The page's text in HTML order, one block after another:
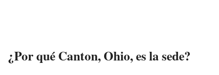
¿Por qué Canton, Ohio, es la sede?